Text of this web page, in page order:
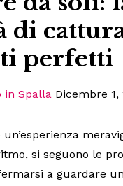
di
perfetti
in Spalla Dicembre 1,
si seguono le
a guardare